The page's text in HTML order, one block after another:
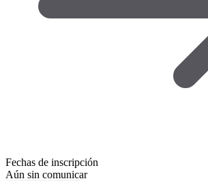
Fechas de inscripción
Aún sin comunicar